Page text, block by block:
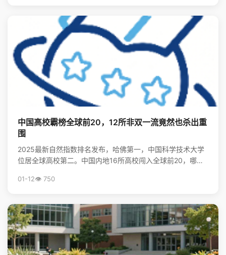
中国高校霸榜全球前20，12所非双一流竟然也杀出重
围
2025最新自然指数排名发布，哈佛第一，中国科学技术大学
位居全球高校第二。中国内地16所高校闯入全球前20，哪些
01-12👁️ 750